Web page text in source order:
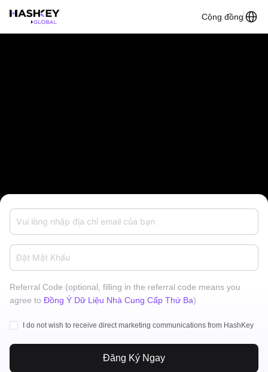
Cộng đồng
Referral Code (optional, filling in the referral code means you
agree to Đồng Ý Dữ Liệu Nhà Cung Cấp Thứ Ba)
I do not wish to receive direct marketing communications from HashKey
Đăng Ký Ngay